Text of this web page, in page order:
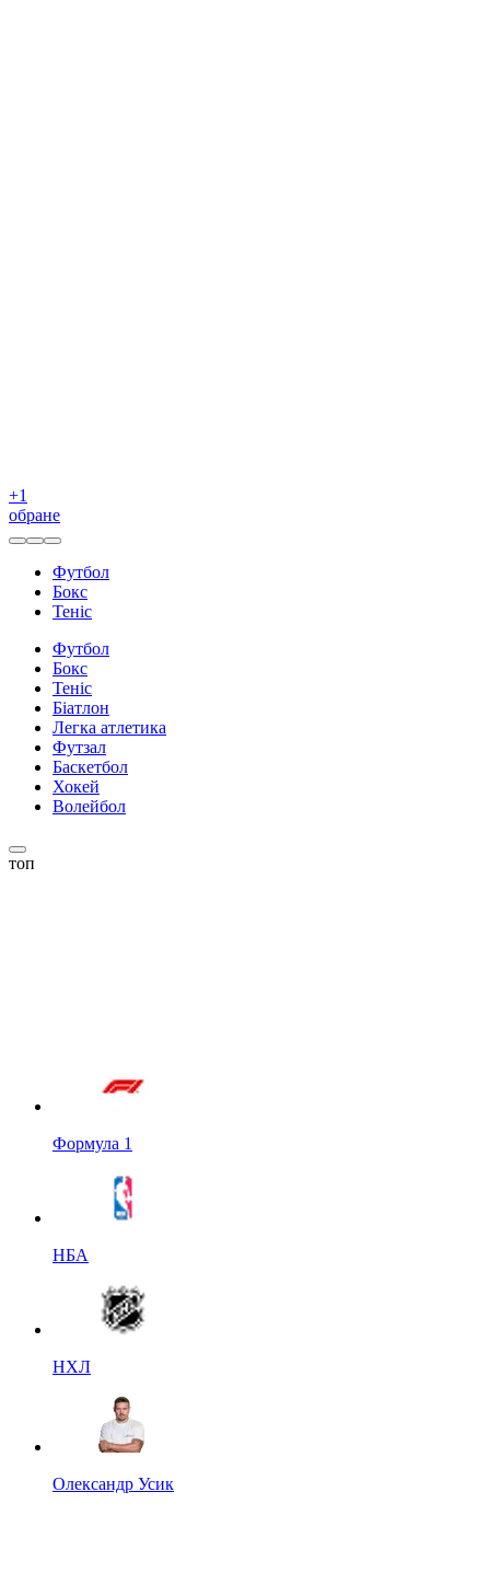
+1
обране
Футбол
Бокс
Теніс
Футбол
Бокс
Теніс
Біатлон
Легка атлетика
Футзал
Баскетбол
Хокей
Волейбол
топ
Формула 1
НБА
НХЛ
Олександр Усик